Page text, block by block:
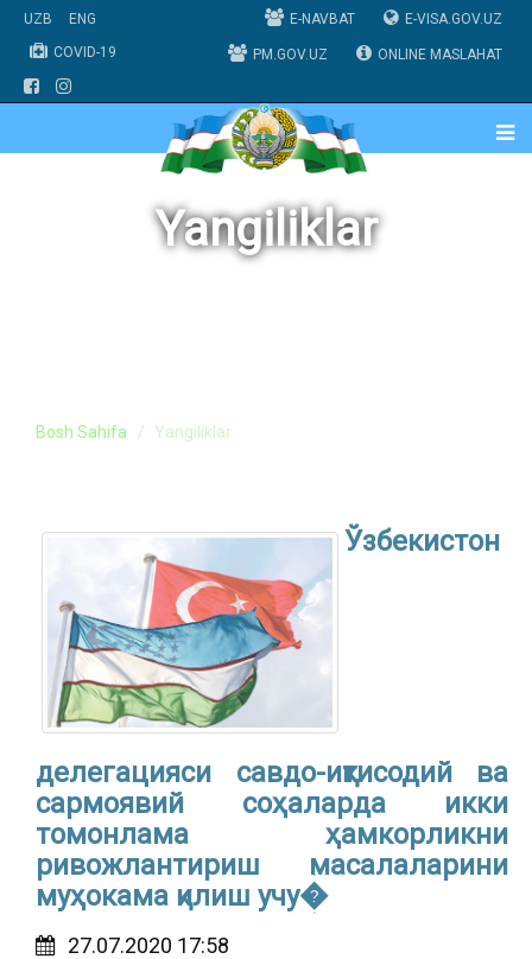
UZB
ENG
COVID-19
E-NAVBAT E-VISA.GOV.UZ
PM.GOV.UZ ONLINE MASLAHAT
Yangiliklar
Bosh Sahifa Yangiliklar
Ўзбекистон
делегацияси савдо-иқтисодий ва
сармоявий соҳаларда икки
томонлама ҳамкорликни
ривожлантириш масалаларини
муҳокама қилиш учу�
27.07.2020 17:58